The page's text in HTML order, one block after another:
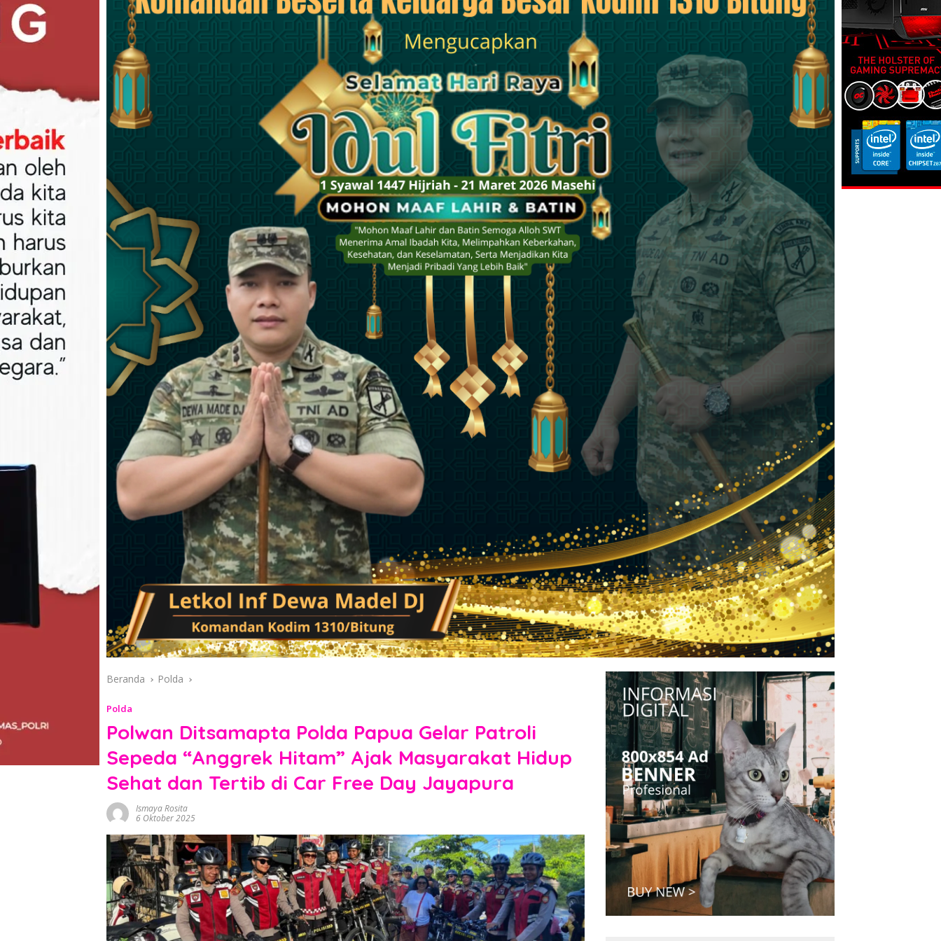
Beranda Polda
Polda
Polwan Ditsamapta Polda Papua Gelar Patroli
Sepeda “Anggrek Hitam” Ajak Masyarakat Hidup
Sehat dan Tertib di Car Free Day Jayapura
Ismaya Rosita
6 Oktober 2025